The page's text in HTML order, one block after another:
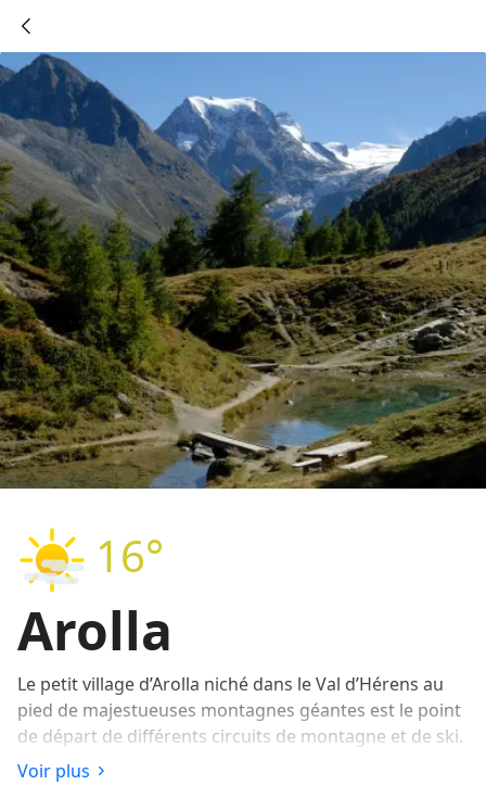
16°
Arolla
Le petit village d’Arolla niché dans le Val d’Hérens au
pied de majestueuses montagnes géantes est le point
de départ de différents circuits de montagne et de ski.
Les premiers touristes désireux de visiter ce site reculé
Voir plus